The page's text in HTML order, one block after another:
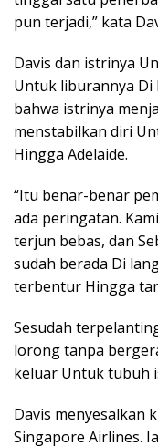
pun terjadi,” kata
Davis dan istrinya
Untuk liburannya Di
bahwa istrinya
menstabilkan diri
Hingga Adelaide.
“Itu benar-benar
ada peringatan.
terjun bebas, dan
sudah berada Di
terbentur Hingga
Sesudah
lorong tanpa
keluar Untuk tubuh
Davis menyesalkan
Singapore Airlines.